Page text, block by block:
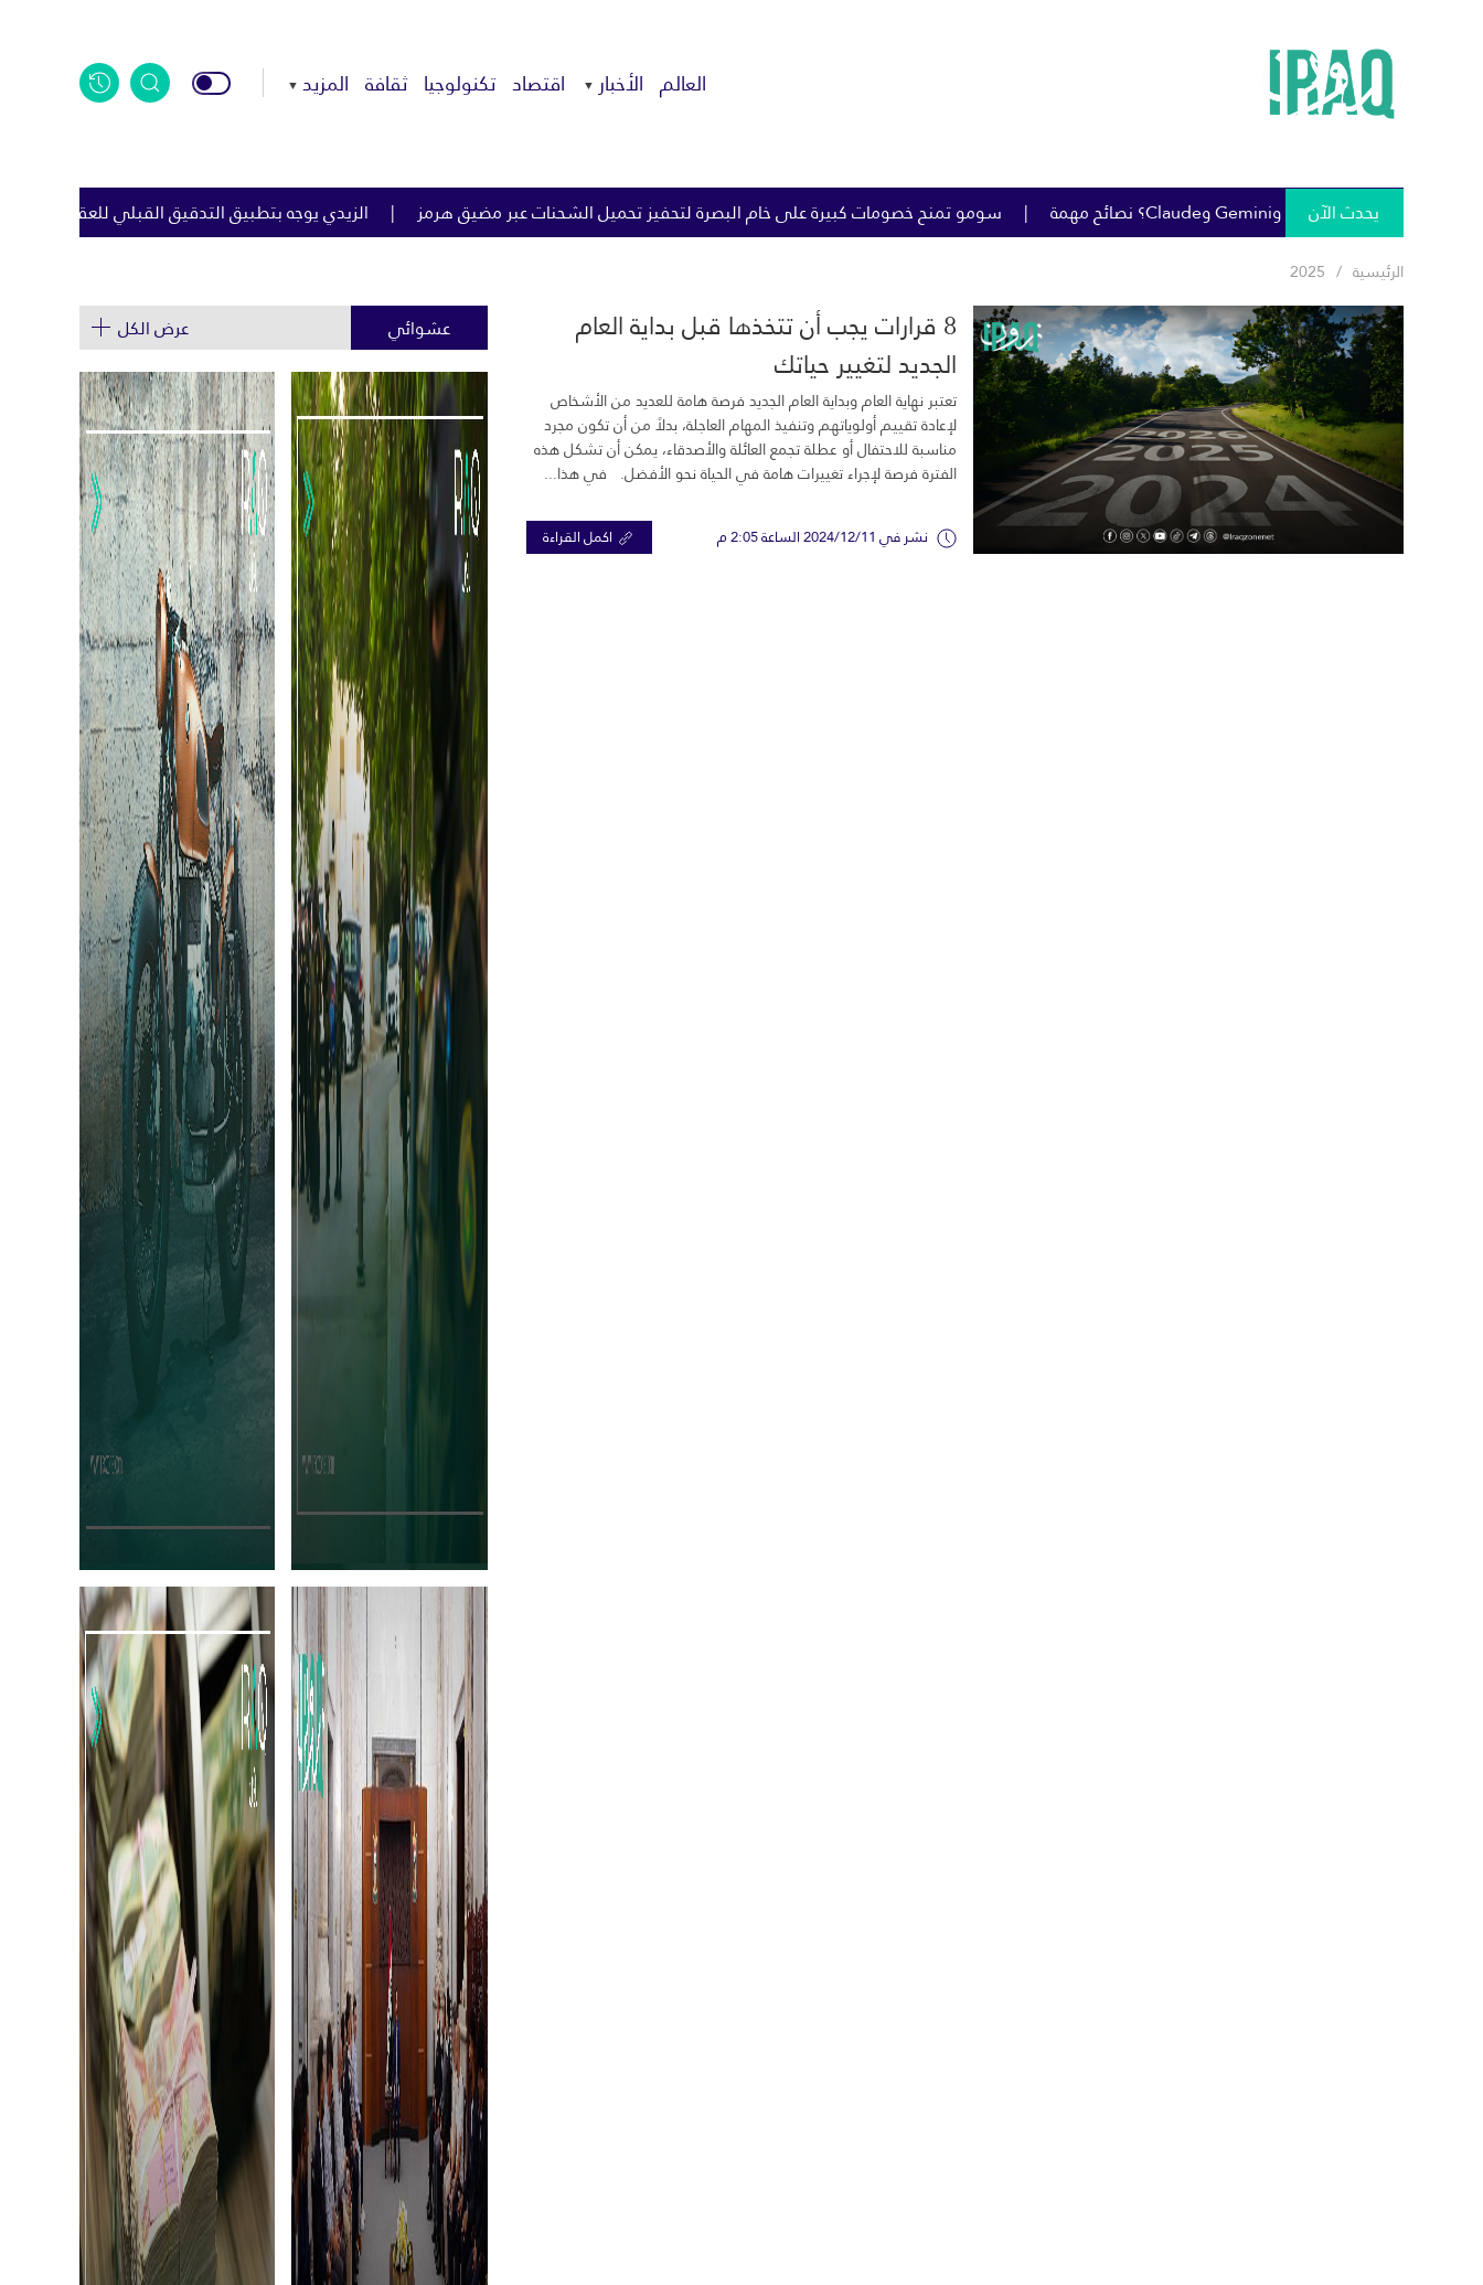
العالم الأخبار اقتصاد تكنولوجيا ثقافة المزيد
يحدث الآن سومو تمنح خصومات كبيرة على خام البصرة لتحفيز تحميل الشحنات عبر مضيق هرمز الزيدي يوجه بتطبيق التدقيق القبلي للعقود الحكومية لمكافحة الفساد
الرئيسية 2025
8 قرارات يجب أن تتخذها قبل بداية العام
الجديد لتغيير حياتك
تعتبر نهاية العام وبداية العام الجديد فرصة هامة للعديد من الأشخاص
لإعادة تقييم أولوياتهم وتنفيذ المهام العاجلة، بدلاً من أن تكون مجرد
مناسبة للاحتفال أو عطلة تجمع العائلة والأصدقاء، يمكن أن تشكل هذه
الفترة فرصة لإجراء تغييرات هامة في الحياة نحو الأفضل. في هذا...
نشر في 2024/12/11 الساعة 2:05 م اكمل القراءة
عشوائي عرض الكل